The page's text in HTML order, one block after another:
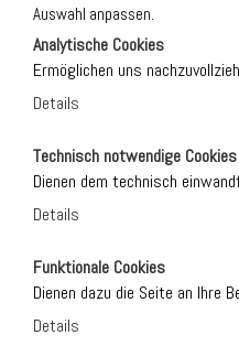
*
Mit
und
Auswahl anpassen.
Analytische Cookies
Ermöglichen uns
Details
Google Analytics
Matomo
Technisch notwendige Cookies
Dienen dem technisch
Details
Funktionale Cookies
Dienen dazu die Seite an Ihre
Details